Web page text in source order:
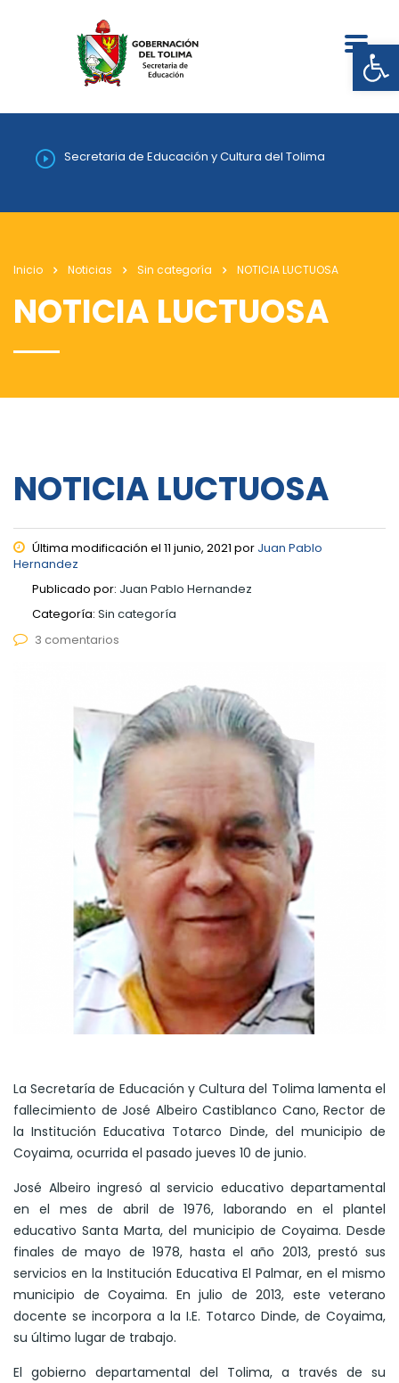
Secretaria de Educación y Cultura del Tolima
Inicio Noticias Sin categoría NOTICIA LUCTUOSA
NOTICIA LUCTUOSA
NOTICIA LUCTUOSA
Última modificación el 11 junio, 2021 por Juan Pablo
Hernandez
Publicado por: Juan Pablo Hernandez
Categoría: Sin categoría
3 comentarios
La Secretaría de Educación y Cultura del Tolima lamenta el
fallecimiento de José Albeiro Castiblanco Cano, Rector de
la Institución Educativa Totarco Dinde, del municipio de
Coyaima, ocurrida el pasado jueves 10 de junio.
José Albeiro ingresó al servicio educativo departamental
en el mes de abril de 1976, laborando en el plantel
educativo Santa Marta, del municipio de Coyaima. Desde
finales de mayo de 1978, hasta el año 2013, prestó sus
servicios en la Institución Educativa El Palmar, en el mismo
municipio de Coyaima. En julio de 2013, este veterano
docente se incorpora a la I.E. Totarco Dinde, de Coyaima,
su último lugar de trabajo.
El gobierno departamental del Tolima, a través de su